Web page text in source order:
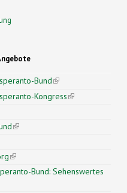
Bund(link is
external)
Kongress(link is
is external)
(link is external)
is external)
(link is external)
Bund: Sehenswertes